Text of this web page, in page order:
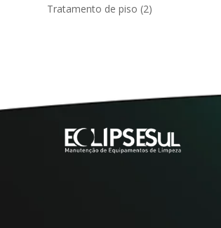
Tratamento de piso (2)